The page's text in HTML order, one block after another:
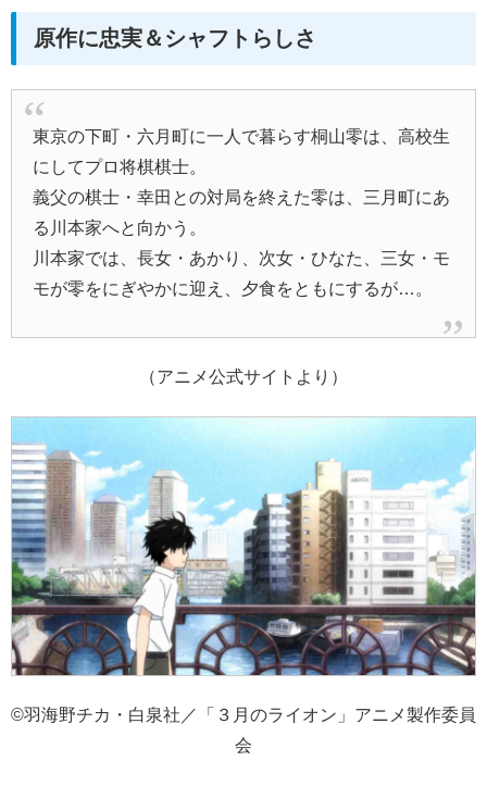
原作に忠実＆シャフトらしさ
東京の下町・六月町に一人で暮らす桐山零は、高校生
にしてプロ将棋棋士。
義父の棋士・幸田との対局を終えた零は、三月町にあ
る川本家へと向かう。
川本家では、長女・あかり、次女・ひなた、三女・モ
モが零をにぎやかに迎え、夕食をともにするが…。
（アニメ公式サイトより）
©羽海野チカ・白泉社／「３月のライオン」アニメ製作委員
会